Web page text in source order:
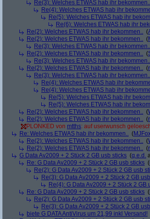
Re(3): Welches ETWAS hab ihr bekommen..
Re(4): Welches ETWAS hab ihr
Re(5): Welches ETWAS hab ihr
Re(6): Welches ETWAS hab ihr
Re(2): Welches ETWAS hab ihr bekommen.. (
Re(2): Welches ETWAS hab ihr bekommen.. (
Re(3): Welches ETWAS hab ihr bekommen..
Re(2): Welches ETWAS hab ihr bekommen.. (
Re(3): Welches ETWAS hab ihr bekommen..
Re(2): Welches ETWAS hab ihr bekommen.. (
Re(3): Welches ETWAS hab ihr bekommen..
Re(4): Welches ETWAS hab ihr
Re(4): Welches ETWAS hab ihr
Re(5): Welches ETWAS hab ihr
Re(5): Welches ETWAS hab ihr
Re(2): Welches ETWAS hab ihr bekommen.. (
Re(2): Welches ETWAS hab ihr bekommen.. (
PLONKED von mtths: auf userwunsch
Re: Welches ETWAS hab ihr bekommen.. (
Re(2): Welches ETWAS hab ihr bekommen.. (
Re(2): Welches ETWAS hab ihr bekommen.. (
G Data Av2009 + 2 Stück 2 GB usb sticks (q.e.d.
Re: G Data Av2009 + 2 Stück 2 GB usb sticks (
Re(2): G Data Av2009 + 2 Stück 2 GB usb
Re(3): G Data Av2009 + 2 Stück 2 GB
Re(4): G Data Av2009 + 2 Stück 2 GB
Re: G Data Av2009 + 2 Stück 2 GB usb sticks (
Re(2): G Data Av2009 + 2 Stück 2 GB usb
Re(3): G Data Av2009 + 2 Stück 2 GB
biete G DATA AntiVirus um 21,99 inkl Versand!